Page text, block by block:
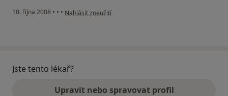
10. října 2008 • • • podle názoru uživatele šafářová
Nahlásit zneužití
Jste tento lékař?
Upravit nebo spravovat profil